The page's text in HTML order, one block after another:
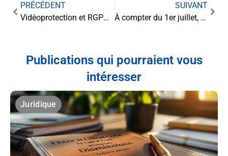
PRÉCÉDENT
Vidéoprotection et RGPD : la circulaire qui précise le cadre légal
SUIVANT
À compter du 1er juillet, la réduflation sous surveillance : une transparence imposée
Publications qui pourraient vous
intéresser
Juridique